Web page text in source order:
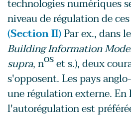
technologies numériques
niveau de régulation de
(Section II)Par ex., dans
Building Information
supra, noset s.), deux
s'opposent. Les pays
une régulation externe. En
l'autorégulation est